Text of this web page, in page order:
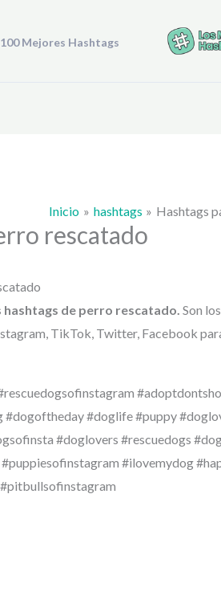
100 Mejores Hashtags
Inicio hashtags Hashtags
rescatado
hashtags de perro rescatado. Son
TikTok, Twitter, Facebook
#dogoftheday #doglife #puppy
#doglovers #rescuedogs
#ilovemydog